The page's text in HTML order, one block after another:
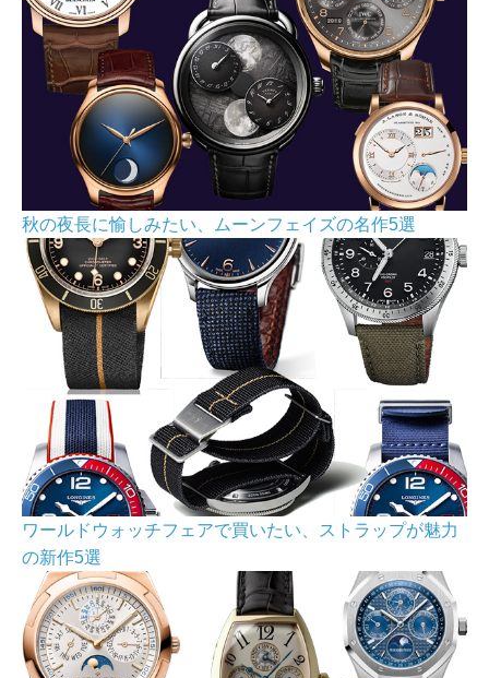
秋の夜長に愉しみたい、ムーンフェイズの名作5選
ワールドウォッチフェアで買いたい、ストラップが魅力
の新作5選